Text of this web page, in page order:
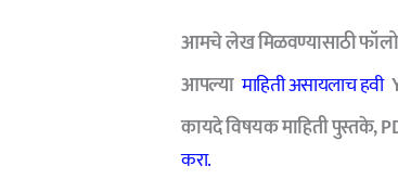
आमचे लेख मिळवण्यासाठी
आपल्यामाहिती असायलाच हवी
कायदे विषयक माहिती पुस्तके,
करा.